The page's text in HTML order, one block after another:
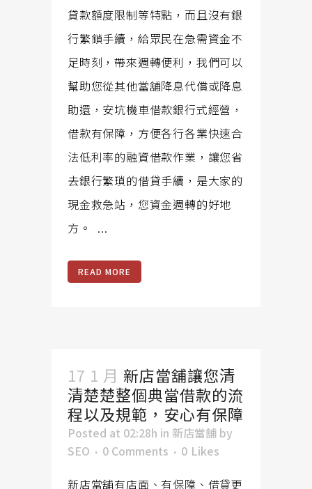
貸款額度限制等特點，而且沒有銀
行繁鎖手續，給眾民在急需資金不
足時刻，帶來週轉便利，我們可以
幫助您從其他當舖降息代償或降息
助還，安坑機車借款銀行式經營，
借款有保障，方便各行各業快速合
法低利率的融資借款作業，讓您省
去銀行繁瑣的借貸手續，是大家的
現金救急站，您資金週轉的好地
方。 ...
READ MORE
17 1 月 新店當舖讓您清
清楚楚整個典當借款的流
程以及規範，安心有保障
Posted at 02:28h in 新店當舖 by
SEO
0 Comments 0 Likes
新店當舖有店面、有保障、借貸更